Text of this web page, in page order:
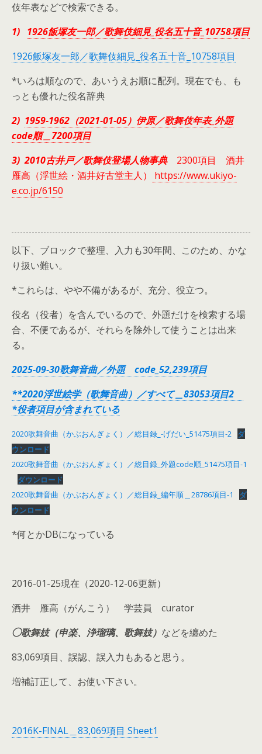
伎年表などで検索できる。
1) 1926飯塚友一郎／歌舞伎細見_役名五十音_10758項目
1926飯塚友一郎／歌舞伎細見_役名五十音_10758項目
*いろは順なので、あいうえお順に配列。現在でも、も
っとも優れた役名辞典
2) 1959-1962（2021-01-05）伊原／歌舞伎年表_外題
code順＿7200項目
3) 2010古井戸／歌舞伎登場人物事典2300項目 酒井
雁高（浮世絵・酒井好古堂主人）
https://www.ukiyo-
e.co.jp/6150
以下、ブロックで整理、入力も30年間、このため、かな
り扱い難い。
*これらは、やや不備があるが、充分、役立つ。
役名（役者）を含んでいるので、外題だけを検索する場
合、不便であるが、それらを除外して使うことは出来
る。
2025-09-30歌舞音曲／外題 code_52,239項目
**2020浮世絵学（歌舞音曲）／すべて＿83053項目2
*役者項目が含まれている
2020歌舞音曲（かぶおんぎょく）／総目録_-げだい_51475項目-2
ダ
ウンロード
2020歌舞音曲（かぶおんぎょく）／総目録_外題code順_51475項目-1
ダウンロード
2020歌舞音曲（かぶおんぎょく）／総目録_編年順＿28786項目-1
ダ
ウンロード
*何とかDBになっている
2016-01-25現在（2020-12-06更新）
酒井 雁高（がんこう） 学芸員 curator
◯歌舞妓（申楽、浄瑠璃、歌舞妓） などを纏めた
83,069項目、誤認、誤入力もあると思う。
増補訂正して、お使い下さい。
2016K-FINAL＿83,069項目 Sheet1